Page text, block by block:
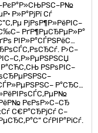
Р»Р°РјРї Сѓ
РјРѕР¶Р»РёРІС–
РґР¶РµСЂРµР»Р°
РІР»Р°СЃРЅРёС…
Р›С–
РЅРѕРІС–
Р°СЂС…
РєРѕР»С–СЂ
С€Р°СЂРјСѓ С–
СѓРІР°РіСѓ.